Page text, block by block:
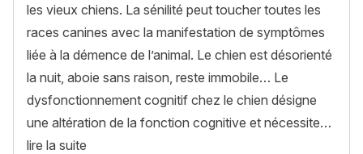
les vieux chiens. La sénilité peut toucher toutes les
races canines avec la manifestation de symptômes
liée à la démence de l’animal. Le chien est désorienté
la nuit, aboie sans raison, reste immobile… Le
dysfonctionnement cognitif chez le chien désigne
une altération de la fonction cognitive et nécessite…
lire la suite